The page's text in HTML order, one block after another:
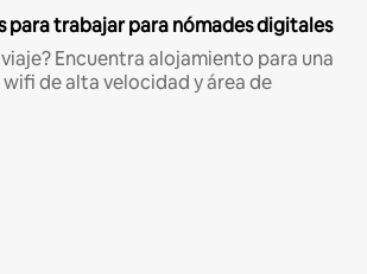
para trabajar para nómades digitales
Encuentra alojamiento para una
de alta velocidad y área de